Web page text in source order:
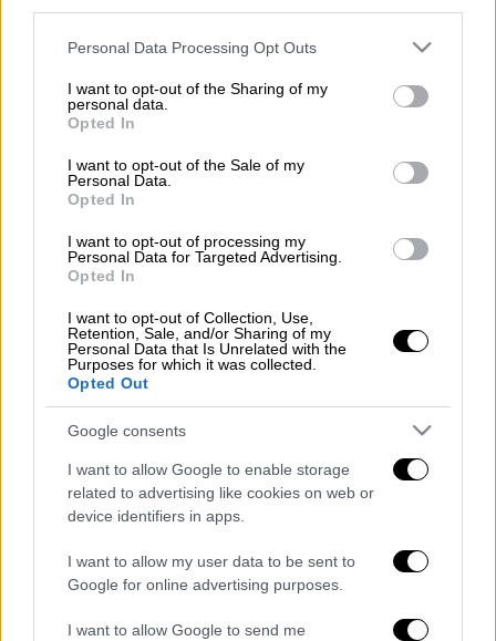
Please note that this website/app uses one or more Google
not limited to your visit or usage behaviour. You may click to
grant or deny consent to Google and its third-party tags to
use your data for below specified purposes in below Google
consent section.
Personal Data Processing Opt Outs
I want to opt-out of the Sharing of my
personal data.
Opted In
I want to opt-out of the Sale of my
Personal Data.
Opted In
I want to opt-out of processing my
Personal Data for Targeted Advertising.
Opted In
I want to opt-out of Collection, Use,
Retention, Sale, and/or Sharing of my
Personal Data that Is Unrelated with the
Purposes for which it was collected.
Opted Out
Google consents
I want to allow Google to enable storage
related to advertising like cookies on web or
device identifiers in apps.
I want to allow my user data to be sent to
Google for online advertising purposes.
I want to allow Google to send me
Την Πέμπτη, 30 Μαΐου θα καταβληθούν
αυξημένες οι προσυνταξιοδοτικές παροχές
που λαμβάνουν οι δικαιούχοι του τέως ΕΤΑΤ
(ΤΕΑΠΕΤΕ-ΤΑΠΤΠ-ΛΑΚ) από τον e-
Διαβάστε περισσότερα στοimerisia.gr
Τα σχολιά σας δημοσιεύονται άμεσα με δική σας ευθύνη. Το